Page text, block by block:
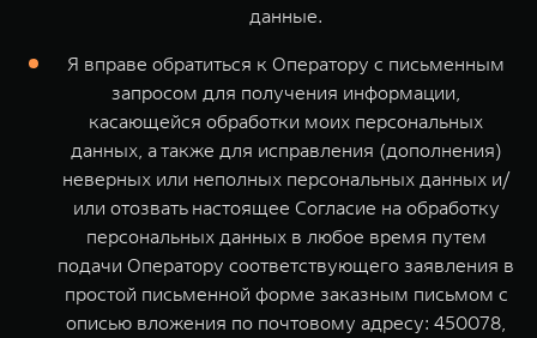
данные.
Я вправе обратиться к Оператору с письменным
запросом для получения информации,
касающейся обработки моих персональных
данных, а также для исправления (дополнения)
неверных или неполных персональных данных и/
или отозвать настоящее Согласие на обработку
персональных данных в любое время путем
подачи Оператору соответствующего заявления в
простой письменной форме заказным письмом с
описью вложения по почтовому адресу: 450078,